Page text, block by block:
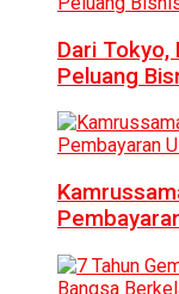
Dari Tokyo,
Peluang